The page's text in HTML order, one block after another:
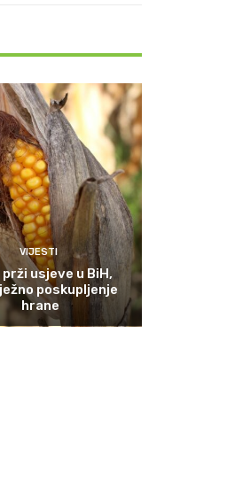
VIJESTI
prži usjeve u BiH,
poskupljenje
hrane